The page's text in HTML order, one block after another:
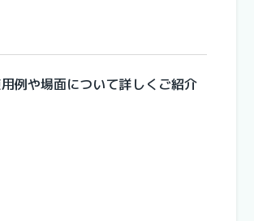
例や場面について詳しくご紹介